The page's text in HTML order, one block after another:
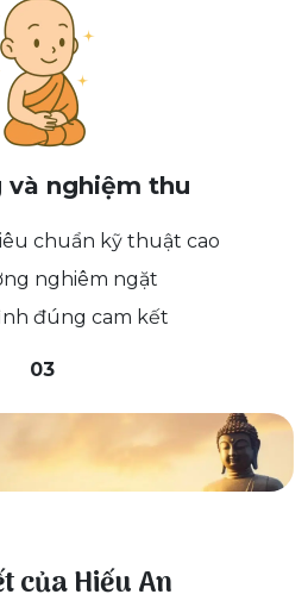
và nghiệm thu
chuẩn kỹ thuật cao
nghiêm ngặt
đúng cam kết
03
của Hiếu An